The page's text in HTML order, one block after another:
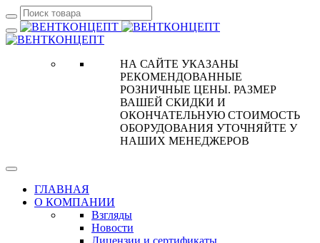
НА САЙТЕ УКАЗАНЫ
РЕКОМЕНДОВАННЫЕ
РОЗНИЧНЫЕ ЦЕНЫ. РАЗМЕР
ВАШЕЙ СКИДКИ И
ОКОНЧАТЕЛЬНУЮ СТОИМОСТЬ
ОБОРУДОВАНИЯ УТОЧНЯЙТЕ У
НАШИХ МЕНЕДЖЕРОВ
ГЛАВНАЯ
О КОМПАНИИ
Взгляды
Новости
Лицензии и сертификаты